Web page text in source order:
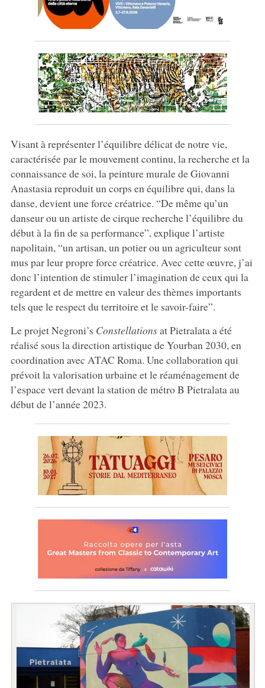
Visant à représenter l’équilibre délicat de notre vie,
caractérisée par le mouvement continu, la recherche et la
connaissance de soi, la peinture murale de Giovanni
Anastasia reproduit un corps en équilibre qui, dans la
danse, devient une force créatrice. “De même qu’un
danseur ou un artiste de cirque recherche l’équilibre du
début à la fin de sa performance”, explique l’artiste
napolitain, “un artisan, un potier ou un agriculteur sont
mus par leur propre force créatrice. Avec cette œuvre, j’ai
donc l’intention de stimuler l’imagination de ceux qui la
regardent et de mettre en valeur des thèmes importants
tels que le respect du territoire et le savoir-faire”.
Le projet Negroni’s Constellationsat Pietralata a été
réalisé sous la direction artistique de Yourban 2030, en
coordination avec ATAC Roma. Une collaboration qui
prévoit la valorisation urbaine et le réaménagement de
l’espace vert devant la station de métro B Pietralata au
début de l’année 2023.